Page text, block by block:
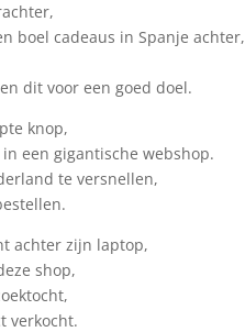
boel cadeaus in Spanje achter,
dit voor een goed doel.
knop,
een gigantische webshop.
te versnellen,
achter zijn laptop,
shop,
verkocht.